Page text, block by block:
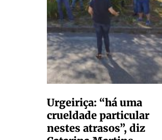
Urgeiriça: “há uma
crueldade particular
nestes atrasos”, diz